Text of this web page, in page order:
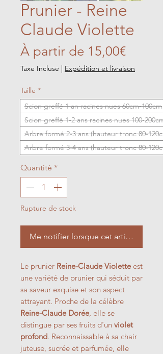
Prunier - Reine
Claude Violette
À partir de 15,00€Prix
Taxe Incluse Expédition et livraison
Taille *
Scion greffé 1 an racines nues 60cm-100cm
Scion greffé 1-2 ans racines nues 100-200cm
Arbre formé 2-3 ans (hauteur tronc 80-
Arbre formé 3-4 ans (hauteur tronc 80-
Quantité *
Rupture de stock
Me notifier lorsque cet article est
Le prunier Reine-Claude Violette est
une variété de prunier qui séduit par
sa saveur exquise et son aspect
attrayant. Proche de la célèbre
Reine-Claude Dorée, elle se
distingue par ses fruits d’un violet
profond. Reconnaissable à sa chair
juteuse, sucrée et parfumée, elle